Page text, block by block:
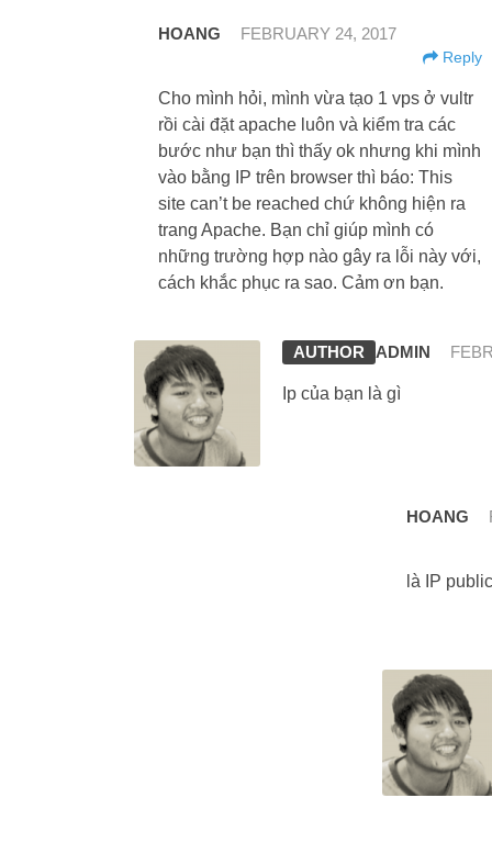
HOANG FEBRUARY 24, 2017
Reply
Cho mình hỏi, mình vừa tạo 1 vps ở vultr
rồi cài đặt apache luôn và kiểm tra các
bước như bạn thì thấy ok nhưng khi mình
vào bằng IP trên browser thì báo: This
site can’t be reached chứ không hiện ra
trang Apache. Bạn chỉ giúp mình có
những trường hợp nào gây ra lỗi này với,
cách khắc phục ra sao. Cảm ơn bạn.
ADMIN
Ip của bạn là gì
HOANG
là IP